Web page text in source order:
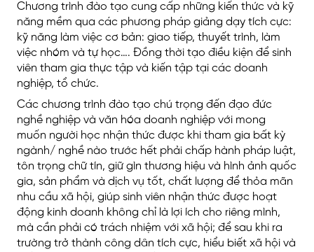
Chương trình đào tạo cung cấp những kiến thức và kỹ
năng mềm qua các phương pháp giảng dạy tích cực:
kỹ năng làm việc cơ bản: giao tiếp, thuyết trình, làm
việc nhóm và tự học…. Đồng thời tạo điều kiện để sinh
viên tham gia thực tập và kiến tập tại các doanh
nghiệp, tổ chức.
Các chương trình đào tạo chú trọng đến đạo đức
nghề nghiệp và văn hóa doanh nghiệp với mong
muốn người học nhận thức được khi tham gia bất kỳ
ngành/ nghề nào trước hết phải chấp hành pháp luật,
tôn trọng chữ tín, giữ gìn thương hiệu và hình ảnh quốc
gia, sản phẩm và dịch vụ tốt, chất lượng để thỏa mãn
nhu cầu xã hội, giúp sinh viên nhận thức được hoạt
động kinh doanh không chỉ là lợi ích cho riêng mình,
mà cần phải có trách nhiệm với xã hội; để sau khi ra
trường trở thành công dân tích cực, hiểu biết xã hội và